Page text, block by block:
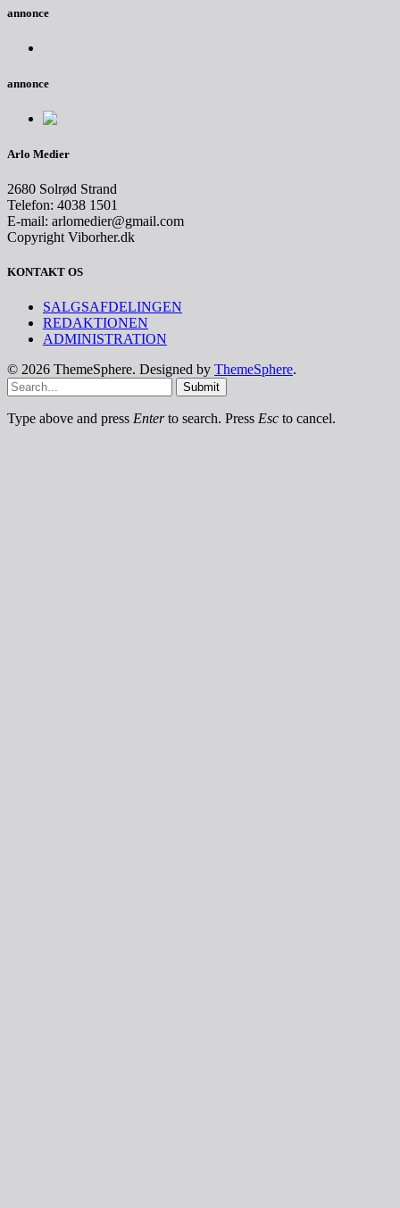
annonce
annonce
Arlo Medier
2680 Solrød Strand
Telefon: 4038 1501
E-mail: arlomedier@gmail.com
Copyright Viborher.dk
KONTAKT OS
SALGSAFDELINGEN
REDAKTIONEN
ADMINISTRATION
© 2026 ThemeSphere. Designed by ThemeSphere.
Submit
Type above and press Enterto search. Press Esc to cancel.